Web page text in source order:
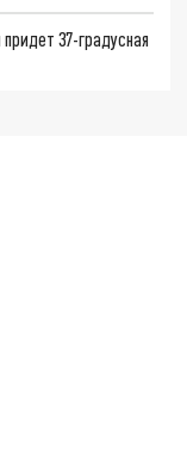
37-градусная